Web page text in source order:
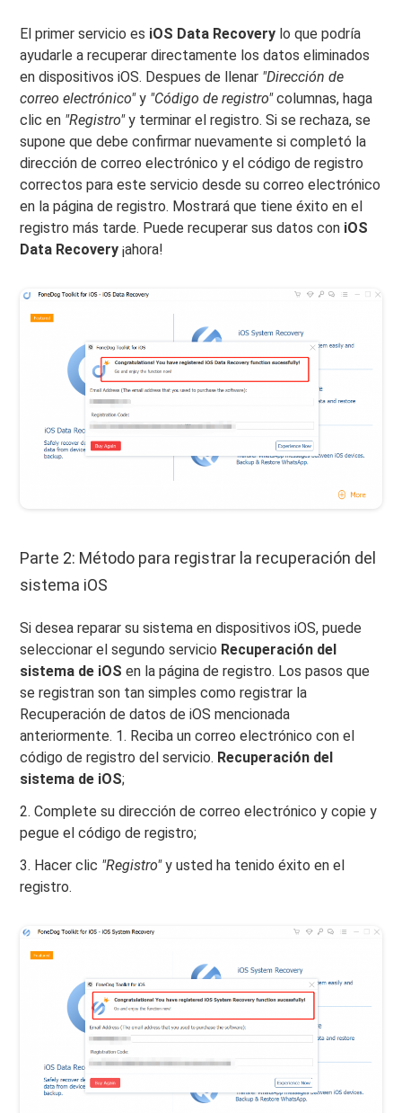
El primer servicio es iOS Data Recovery lo que podría
ayudarle a recuperar directamente los datos eliminados
en dispositivos iOS. Despues de llenar "Dirección de
correo electrónico"y "Código de registro"columnas, haga
clic en "Registro"y terminar el registro. Si se rechaza, se
supone que debe confirmar nuevamente si completó la
dirección de correo electrónico y el código de registro
correctos para este servicio desde su correo electrónico
en la página de registro. Mostrará que tiene éxito en el
registro más tarde. Puede recuperar sus datos con iOS
Data Recovery ¡ahora!
Parte 2: Método para registrar la recuperación del
sistema iOS
Si desea reparar su sistema en dispositivos iOS, puede
seleccionar el segundo servicio Recuperación del
sistema de iOSen la página de registro. Los pasos que
se registran son tan simples como registrar la
Recuperación de datos de iOS mencionada
anteriormente. 1. Reciba un correo electrónico con el
código de registro del servicio. Recuperación del
sistema de iOS;
2. Complete su dirección de correo electrónico y copie y
pegue el código de registro;
3. Hacer clic "Registro"y usted ha tenido éxito en el
registro.